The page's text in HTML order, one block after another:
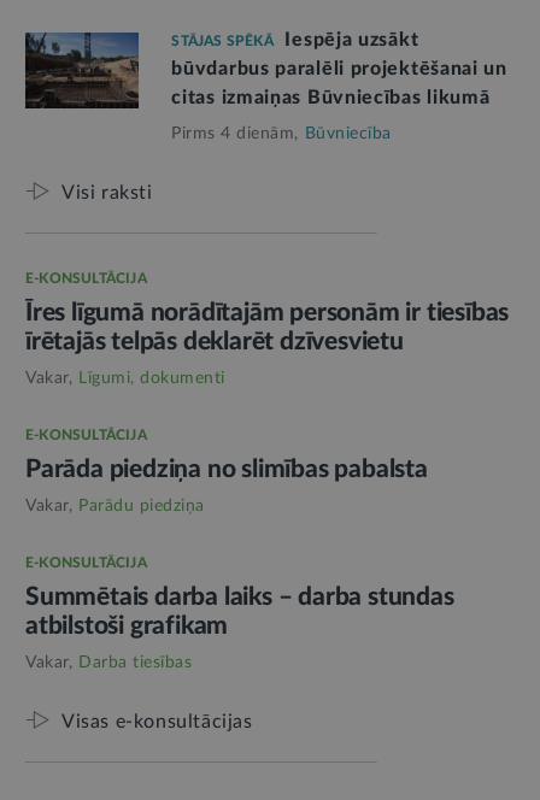
STĀJAS SPĒKĀ
Iespēja uzsākt
būvdarbus paralēli projektēšanai un
citas izmaiņas Būvniecības likumā
Pirms 4 dienām, Būvniecība
Visi raksti
E-KONSULTĀCIJA
Īres līgumā norādītajām personām ir tiesības
īrētajās telpās deklarēt dzīvesvietu
Vakar, Līgumi, dokumenti
E-KONSULTĀCIJA
Parāda piedziņa no slimības pabalsta
Vakar, Parādu piedziņa
E-KONSULTĀCIJA
Summētais darba laiks – darba stundas
atbilstoši grafikam
Vakar, Darba tiesības
Visas e-konsultācijas